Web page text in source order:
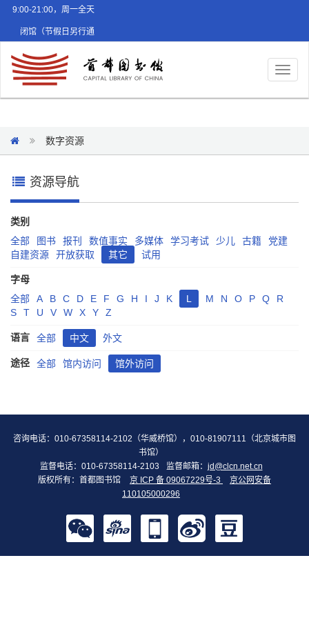
9:00-21:00，周一全天
闭馆（节假日另行通
数字资源
资源导航
类别
全部
图书 报刊 数值事实 多媒体 学习考试 少儿 古籍
党建
自建资源
开放获取 其它 试用
字母
全部
A B C D E F G H I J K L M N O P Q
R
S
T U V W X Y Z
语言 全部 中文 外文
途径 全部 馆内访问 馆外访问
咨询电话：010-67358114-2102（华威桥馆），010-81907111（北京城市图
书馆）
监督电话：010-67358114-2103
监督邮箱： jd@clcn.net.cn
版权所有：首都图书馆
京 ICP 备 09067229号-3
京公网安备
110105000296